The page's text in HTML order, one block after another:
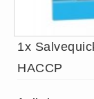
Klachten
Privacy
1x
HACCP